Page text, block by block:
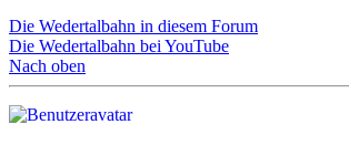
Die Wedertalbahn in diesem Forum
Die Wedertalbahn bei YouTube
Nach oben